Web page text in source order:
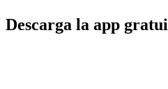
Descarga la app